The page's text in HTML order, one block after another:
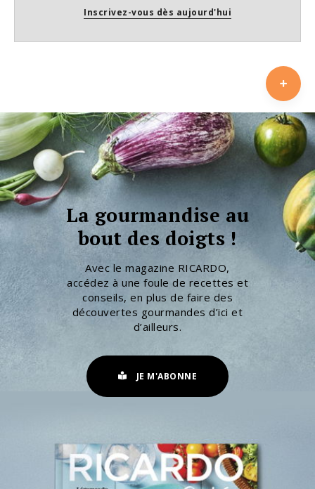
Inscrivez-vous dès aujourd'hui
La gourmandise au
bout des doigts !
Avec le magazine RICARDO,
accédez à une foule de recettes et
conseils, en plus de faire des
découvertes gourmandes d’ici et
d’ailleurs.
JE M'ABONNE